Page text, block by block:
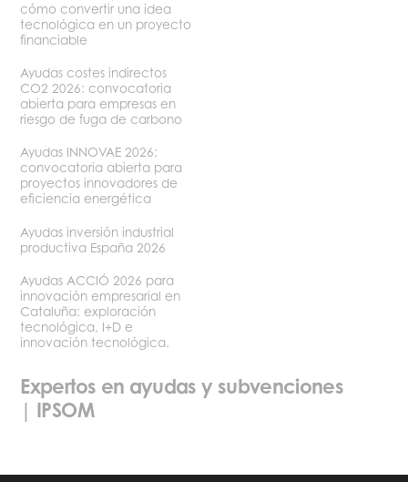
Expertos en ayudas y subvenciones
| IPSOM
cómo convertir una idea
tecnológica en un proyecto
financiable
Ayudas costes indirectos
CO2 2026: convocatoria
abierta para empresas en
riesgo de fuga de carbono
Ayudas INNOVAE 2026:
convocatoria abierta para
proyectos innovadores de
eficiencia energética
Ayudas inversión industrial
productiva España 2026
Ayudas ACCIÓ 2026 para
innovación empresarial en
Cataluña: exploración
tecnológica, I+D e
innovación tecnológica.